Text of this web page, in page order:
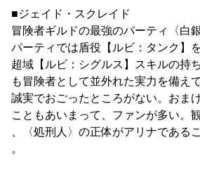
■ジェイド・スクレイド
冒険者ギルドの最強のパーティ〈白
パーティでは盾役【ルビ：タンク】
超域【ルビ：シグルス】スキルの持
も冒険者として並外れた実力を備え
誠実でおごったところがない。おま
こともあいまって、ファンが多い。
、〈処刑人〉の正体がアリナである
。